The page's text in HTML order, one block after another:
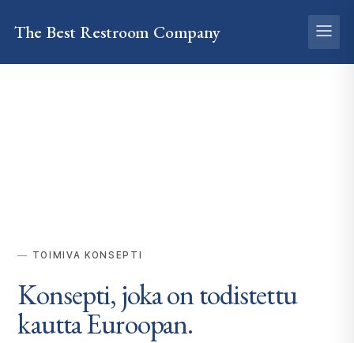
The Best Restroom Company
TOIMIVA KONSEPTI
Konsepti, joka on todistettu
kauttaEuroopan.